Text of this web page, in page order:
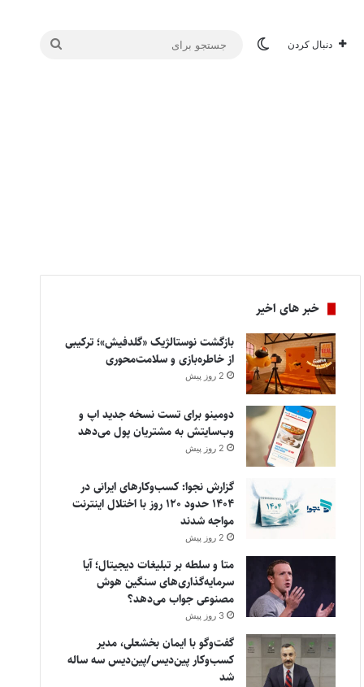
دنبال کردن تغییر پوسته
جستجو
خبر های اخیر
بازگشت نوستالژیک «گلدفیش»؛ ترکیبی
از خاطره‌بازی و سلامت‌محوری
2 روز پیش
دومینو برای تست نسخه جدید اپ و
وب‌سایتش به مشتریان پول می‌دهد
2 روز پیش
گزارش نجوا: کسب‌وکارهای ایرانی در
۱۴۰۴ حدود ۱۲۰ روز با اختلال اینترنت
مواجه شدند
2 روز پیش
متا و سلطه بر تبلیغات دیجیتال؛ آیا
سرمایه‌گذاری‌های سنگین هوش
مصنوعی جواب می‌دهد؟
3 روز پیش
گفت‌وگو با ایمان بخشعلی، مدیر
کسب‌وکار پین‌دیس/پین‌دیس سه ساله
شد